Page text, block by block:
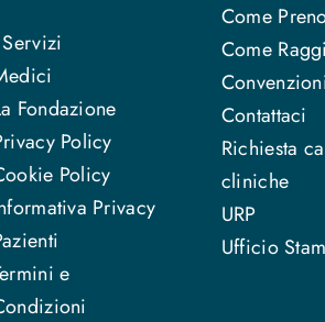
Fondazione
Policy
Policy
Privacy
e
Come
Come
Contattaci
Richiesta
cliniche
URP
Ufficio